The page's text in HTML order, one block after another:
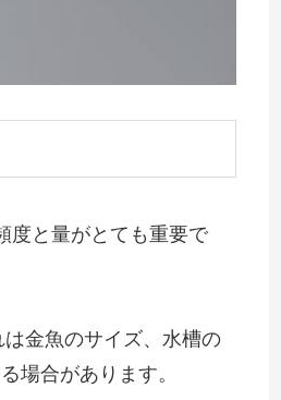
度と量がとても重要で
金魚のサイズ、水槽の
場合があります。